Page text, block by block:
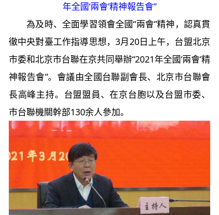
年全國‘兩會’精神報告會”
為及時、全面學習領會全國“兩會”精神，認真貫
徹中央對臺工作指導思想，3月20日上午，台盟北京
市委和北京市台聯在京共同舉辦“2021年全國‘兩會’精
神報告會”。會議由全國台聯副會長、北京市台聯會
長高峰主持。台盟盟員、在京台胞以及台盟市委、
市台聯機關幹部130余人參加。